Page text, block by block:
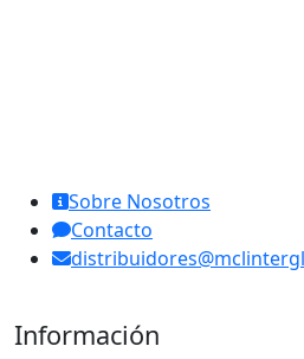
Sobre Nosotros
Contacto
Información